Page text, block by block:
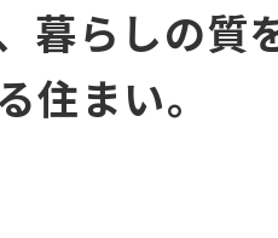
暮らしの質
住まい。